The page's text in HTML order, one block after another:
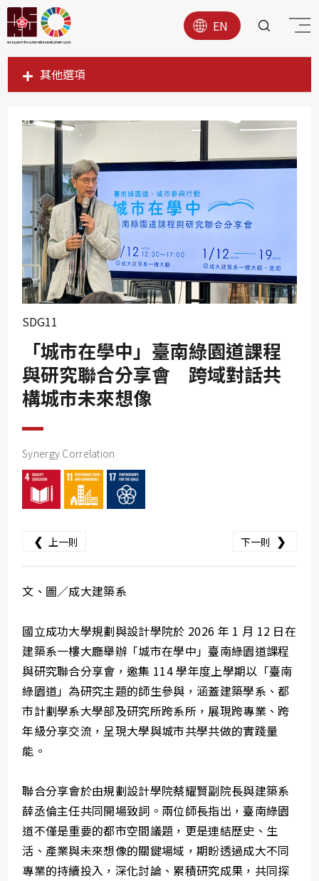
EN
其他選項
SDG1
SDG4
SDG5
SDG6
SDG7
SDG8
SDG9
SDG11
SDG12
SDG13
SDG11
「城市在學中」臺南綠園道課程
與研究聯合分享會 跨域對話共
構城市未來想像
Synergy Correlation
❮ 上一則 下一則 ❯
文、圖／成大建築系
國立成功大學規劃與設計學院於 2026 年 1 月 12 日在
建築系一樓大廳舉辦「城市在學中」臺南綠園道課程
與研究聯合分享會，邀集 114 學年度上學期以「臺南
綠園道」為研究主題的師生參與，涵蓋建築學系、都
市計劃學系大學部及研究所跨系所，展現跨專業、跨
年級分享交流，呈現大學與城市共學共做的實踐量
能。
聯合分享會於由規劃設計學院蔡耀賢副院長與建築系
薛丞倫主任共同開場致詞。兩位師長指出，臺南綠園
道不僅是重要的都市空間議題，更是連結歷史、生
活、產業與未來想像的關鍵場域，期盼透過成大不同
專業的持續投入，深化討論、累積研究成果，共同探